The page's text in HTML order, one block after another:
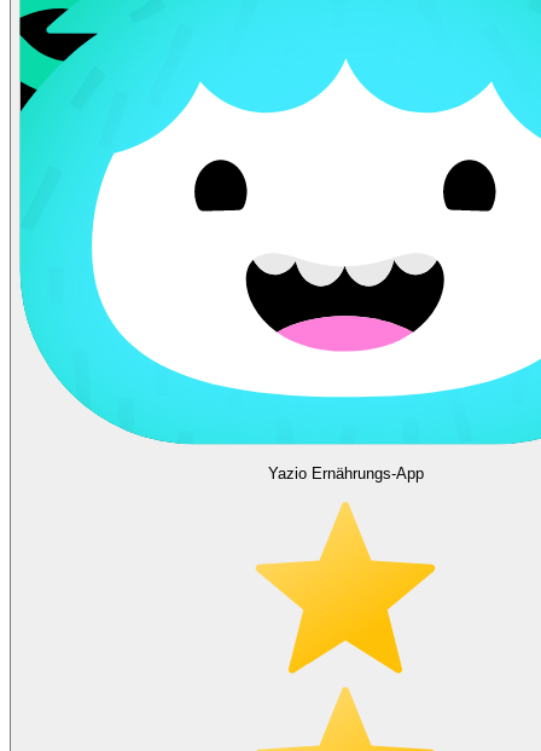
Yazio Ernährungs-App